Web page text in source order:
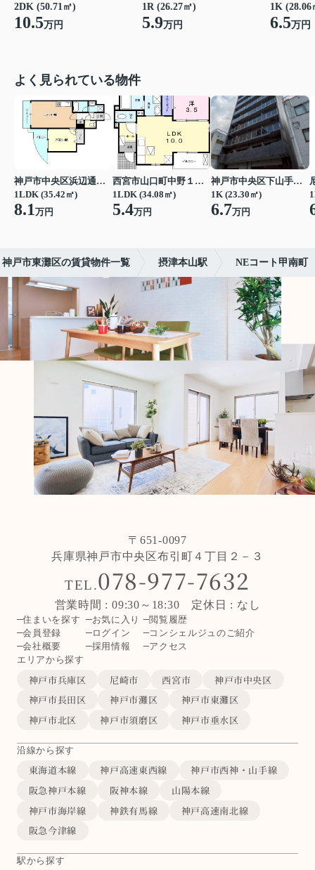
2DK (50.71㎡)
10.5万円
1R (26.27㎡)
5.9万円
1K (28.06
6.5万円
よく見られている物件
神戸市中央区浜辺通３丁目
1LDK (35.42㎡)
8.1万円
西宮市山口町中野１丁目
1LDK (34.08㎡)
5.4万円
神戸市中央区下山手通７丁目
1K (23.30㎡)
6.7万円
神戸市東灘区の賃貸物件一覧 摂津本山駅 NEコート甲南町
〒651-0097
兵庫県神戸市中央区布引町４丁目２－３
TEL.078-977-7632
営業時間 : 09:30～18:30 定休日 : なし
住まいを探す お気に入り
閲覧履歴
会員登録
ログイン
コンシェルジュのご紹介
会社概要
採用情報
アクセス
エリアから探す
神戸市兵庫区 尼崎市 西宮市
神戸市中央区
神戸市長田区
神戸市灘区
神戸市東灘区
神戸市北区
神戸市須磨区 神戸市垂水区
沿線から探す
東海道本線 神戸高速東西線
神戸市西神・山手線
阪急神戸本線
阪神本線
山陽本線
神戸市海岸線
神鉄有馬線
神戸高速南北線
阪急今津線
駅から探す